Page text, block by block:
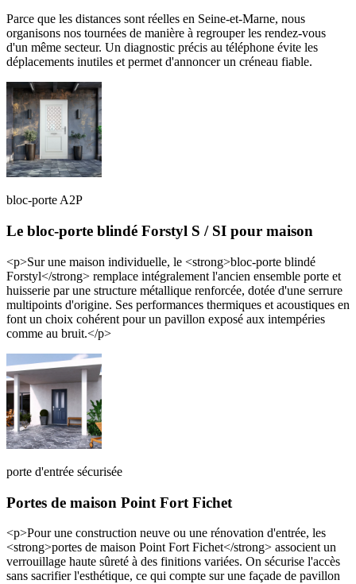
Parce que les distances sont réelles en Seine-et-Marne, nous
organisons nos tournées de manière à regrouper les rendez-vous
d'un même secteur. Un diagnostic précis au téléphone évite les
déplacements inutiles et permet d'annoncer un créneau fiable.
bloc-porte A2P
Le bloc-porte blindé Forstyl S / SI pour maison
<p>Sur une maison individuelle, le <strong>bloc-porte blindé
Forstyl</strong> remplace intégralement l'ancien ensemble porte et
huisserie par une structure métallique renforcée, dotée d'une serrure
multipoints d'origine. Ses performances thermiques et acoustiques en
font un choix cohérent pour un pavillon exposé aux intempéries
comme au bruit.</p>
porte d'entrée sécurisée
Portes de maison Point Fort Fichet
<p>Pour une construction neuve ou une rénovation d'entrée, les
<strong>portes de maison Point Fort Fichet</strong> associent un
verrouillage haute sûreté à des finitions variées. On sécurise l'accès
sans sacrifier l'esthétique, ce qui compte sur une façade de pavillon